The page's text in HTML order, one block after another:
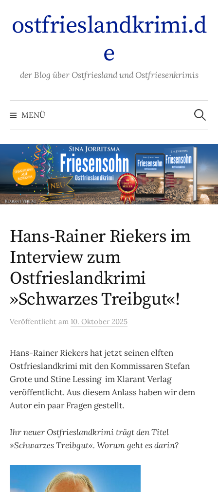
Inhalt
überspringen
ostfrieslandkrimi.d
e
der Blog über Ostfriesland und Ostfriesenkrimis
MENÜ
Suchen
nach:
Hans-Rainer Riekers im
Interview zum
Ostfrieslandkrimi
»Schwarzes Treibgut«!
Veröffentlicht am 10. Oktober 2025
Hans-Rainer Riekers hat jetzt seinen elften
Ostfrieslandkrimi mit den Kommissaren Stefan
Grote und Stine Lessing im Klarant Verlag
veröffentlicht. Aus diesem Anlass haben wir dem
Autor ein paar Fragen gestellt.
Ihr neuer Ostfrieslandkrimi trägt den Titel
»Schwarzes Treibgut«. Worum geht es darin?